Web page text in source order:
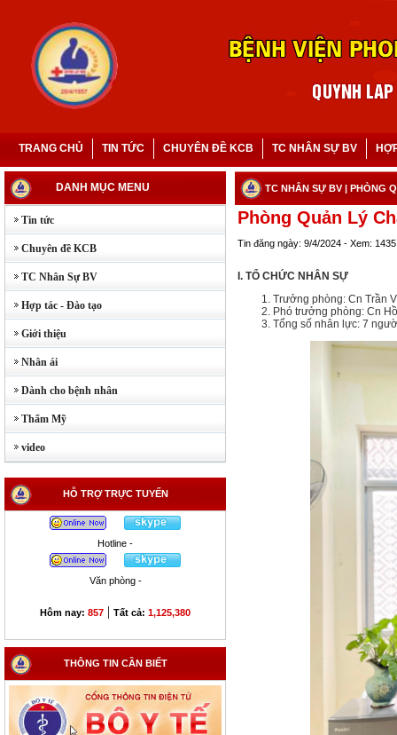
TRANG CHỦ TIN TỨC CHUYÊN ĐỀ KCB TC NHÂN SỰ BV
DANH MỤC MENU
Tin tức
Chuyên đề KCB
TC Nhân Sự BV
Hợp tác - Đào tạo
Giới thiệu
Nhân ái
Dành cho bệnh nhân
Thẩm Mỹ
video
HỖ TRỢ TRỰC TUYẾN
Hotline -
Văn phòng -
Hôm nay: 857 | Tất cả: 1,125,380
THÔNG TIN CẦN BIẾT
TC NHÂN SỰ BV | PHÒNG
Phòng Quản Lý
Tin đăng ngày: 9/4/2024 - Xem: 1435
I. TỔ CHỨC NHÂN SỰ
Trưởng phòng: Cn Trần
Phó trưởng phòng: Cn
Tổng số nhân lực: 7